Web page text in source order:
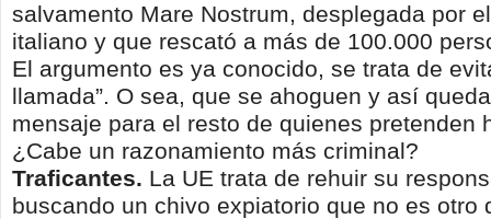
salvamento Mare Nostrum, desplegada por
italiano y que rescató a más de 100.000
El argumento es ya conocido, se trata de
llamada”. O sea, que se ahoguen y así
mensaje para el resto de quienes pretenden
¿Cabe un razonamiento más criminal?
Traficantes. La UE trata de rehuir su
buscando un chivo expiatorio que no es otro